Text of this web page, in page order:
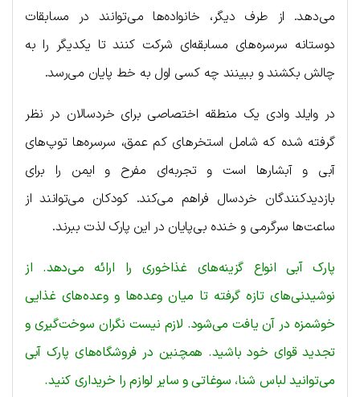
می‌دهد. از طرف دیگر، خانواده‌ها می‌توانند در مسابقات
دوستانه سرسره‌های مسابقه‌ای شرکت کنند تا یکدیگر را به
چالش بکشند و ببینند چه کسی اول به خط پایان می‌رسد.
در وایلد وادی یک منطقه اختصاصی برای خردسالان در نظر
گرفته شده که شامل استخرهای کم عمق، سرسره‌ها توپ‌های
آبی و آبشارها است و تجربه‌ای مفرح و ایمن را برای
بازدیدکنندگان خردسال فراهم می‌کند. کودکان می‌توانند از
ساعت‌ها سرگرمی و خنده بی‌پایان در این پارک لذت ببرند.
پارک آبی انواع گزینه‌های غذاخوری را ارائه می‌دهد. از
نوشیدنی‌های تازه گرفته تا میان وعده‌ها و وعده‌های غذایی
خوشمزه در آن یافت می‌شود. لازم نیست نگران سوخت‌گیری و
تجدید قوای خود باشید. همچنین در فروشگاه‌های پارک آبی
می‌توانید لباس شنا، سوغاتی و سایر لوازم را خریداری کنید.